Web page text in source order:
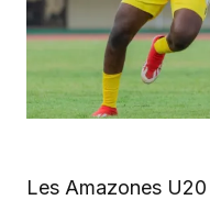
Les Amazones